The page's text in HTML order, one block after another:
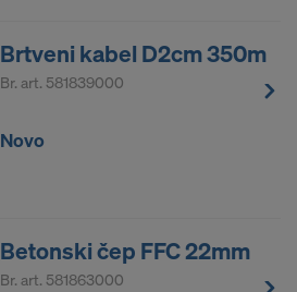
Brtveni kabel D2cm 350m
Br. art. 581839000
Novo
Betonski čep FFC 22mm
Br. art. 581863000